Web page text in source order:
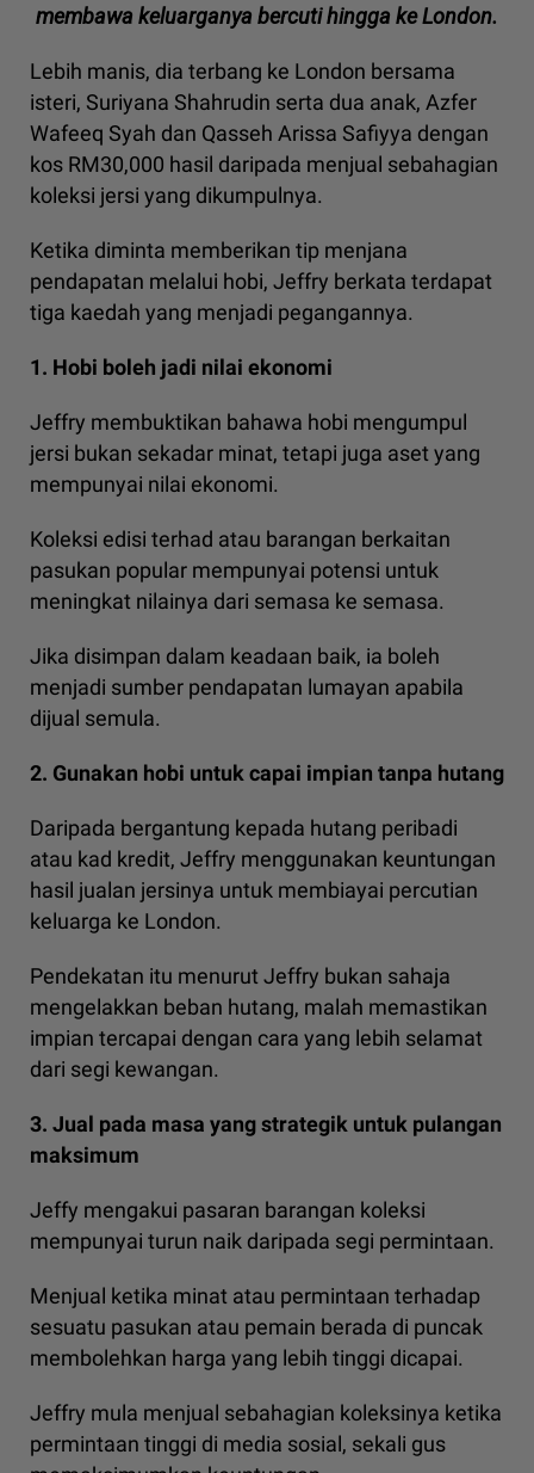
membawa keluarganya bercuti hingga ke London.
Lebih manis, dia terbang ke London bersama
isteri, Suriyana Shahrudin serta dua anak, Azfer
Wafeeq Syah dan Qasseh Arissa Safiyya dengan
kos RM30,000 hasil daripada menjual sebahagian
koleksi jersi yang dikumpulnya.
Ketika diminta memberikan tip menjana
pendapatan melalui hobi, Jeffry berkata terdapat
tiga kaedah yang menjadi pegangannya.
1. Hobi boleh jadi nilai ekonomi
Jeffry membuktikan bahawa hobi mengumpul
jersi bukan sekadar minat, tetapi juga aset yang
mempunyai nilai ekonomi.
Koleksi edisi terhad atau barangan berkaitan
pasukan popular mempunyai potensi untuk
meningkat nilainya dari semasa ke semasa.
Jika disimpan dalam keadaan baik, ia boleh
menjadi sumber pendapatan lumayan apabila
dijual semula.
2. Gunakan hobi untuk capai impian tanpa hutang
Daripada bergantung kepada hutang peribadi
atau kad kredit, Jeffry menggunakan keuntungan
hasil jualan jersinya untuk membiayai percutian
keluarga ke London.
Pendekatan itu menurut Jeffry bukan sahaja
mengelakkan beban hutang, malah memastikan
impian tercapai dengan cara yang lebih selamat
dari segi kewangan.
3. Jual pada masa yang strategik untuk pulangan
maksimum
Jeffy mengakui pasaran barangan koleksi
mempunyai turun naik daripada segi permintaan.
Menjual ketika minat atau permintaan terhadap
sesuatu pasukan atau pemain berada di puncak
membolehkan harga yang lebih tinggi dicapai.
Jeffry mula menjual sebahagian koleksinya ketika
permintaan tinggi di media sosial, sekali gus